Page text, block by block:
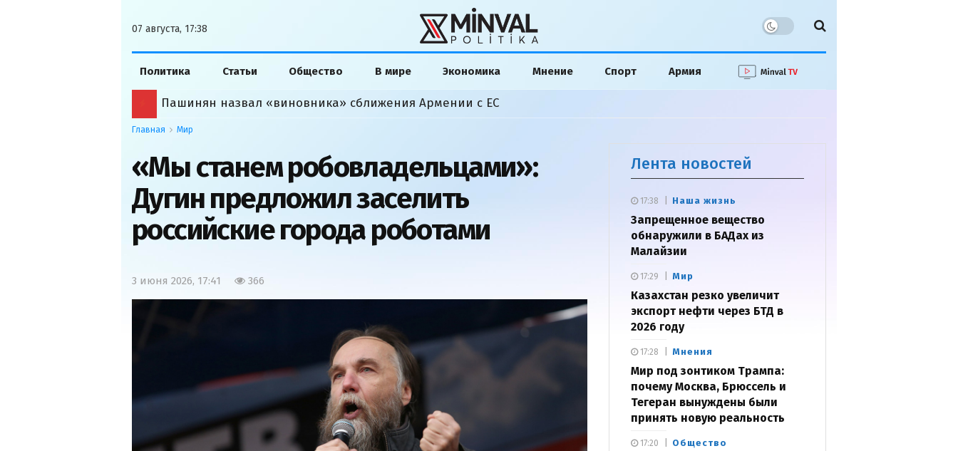
07 августа, 17:38
Политика Статьи Общество В мире Экономика Мнение Спорт Армия
Пашинян назвал «виновника» сближения Армении с ЕС
Главная Мир
«Мы станем робовладельцами»:
Дугин предложил заселить
российские города роботами
3 июня 2026, 17:41 366
Лента новостей
Наша жизнь
Запрещенное вещество
обнаружили в БАДах из
Малайзии
17:38
Мир
Казахстан резко увеличит
экспорт нефти через БТД в
2026 году
17:29
Мнения
Мир под зонтиком Трампа:
почему Москва, Брюссель и
Тегеран вынуждены были
принять новую реальность
17:28
Общество
17:20